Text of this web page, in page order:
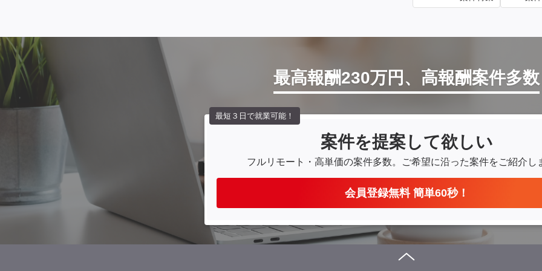
最高報酬230万円、高報酬案件多数
案件を提案して欲しい
フルリモート・高単価の案件多数。 ご希望に沿った案件をご紹介し
会員登録無料 簡単60秒！
最短３日で就業可能！